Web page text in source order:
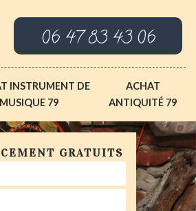
06 47 83 43 06
INSTRUMENT DE
MUSIQUE 79
ACHAT
ANTIQUITÉ 79
GRATUITS